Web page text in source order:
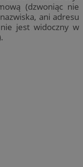
(dzwoniąc nie
ani adresu
jest widoczny w